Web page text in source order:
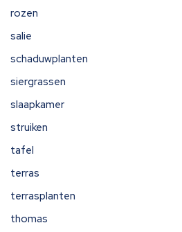
rozen
salie
schaduwplanten
siergrassen
slaapkamer
struiken
tafel
terras
terrasplanten
thomas